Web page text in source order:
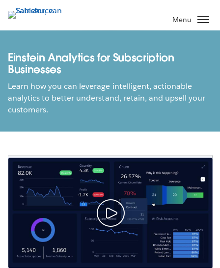
Verder
naar
hoofdinhoud
Menu
Einstein Analytics for Subscription
Businesses
Learn how you can leverage intelligent, actionable
analytics to better understand, retain, and upsell your
customers.